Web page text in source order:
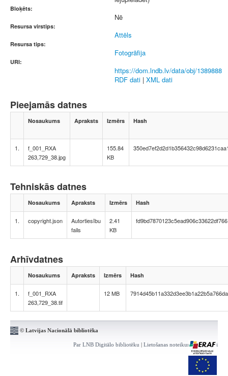
Bloķēts:
Nē
Resursa virstips:
Attēls
Resursa tips:
Fotogrāfija
URI:
https://dom.lndb.lv/data/obj/1389888
RDF dati | XML dati
Pieejamās datnes
Nosaukums Apraksts Izmērs Hash
1.
f_001_RXA
263,729_38.jpg
155.84
KB
Tehniskās datnes
Nosaukums Apraksts Izmērs Hash
1. copyright.json
Autortiesību
fails
2.41
KB
Arhīvdatnes
Nosaukums Apraksts Izmērs Hash
1.
f_001_RXA
263,729_38.tif
12 MB 7914d45b11a332d3ee3b1a22b5a766da
© Latvijas Nacionālā bibliotēka
Par LNB Digitālo bibliotēku | Lietošanas noteikumi | Kontakti